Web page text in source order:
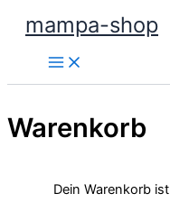
Zum
Inhalt
springen
mampa-shop
Warenkorb
Dein Warenkorb